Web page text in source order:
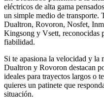
eléctricos de alta gama
un simple medio de transporte.
Dualtron, Rovoron, Nosfet,
Kingsong y Vsett, reconocidas
fiabilidad.
Si te apasiona la velocidad y la
Dualtron y Rovoron destacan
ideales para trayectos largos o
quieres un patinete que
situación.